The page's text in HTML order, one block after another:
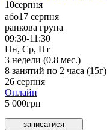
10серпня
або17 серпня
ранкова група
09:30-11:30
Пн, Ср, Пт
3 недели (0.8 мес.)
8 занятий по 2 часа (15г)
26 серпня
Онлайн
5 000грн
записатися